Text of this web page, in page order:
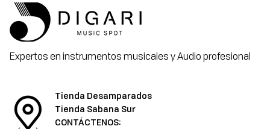
Expertos en instrumentos musicales y Audio profesional
Tienda Desamparados
Tienda Sabana Sur
CONTÁCTENOS: